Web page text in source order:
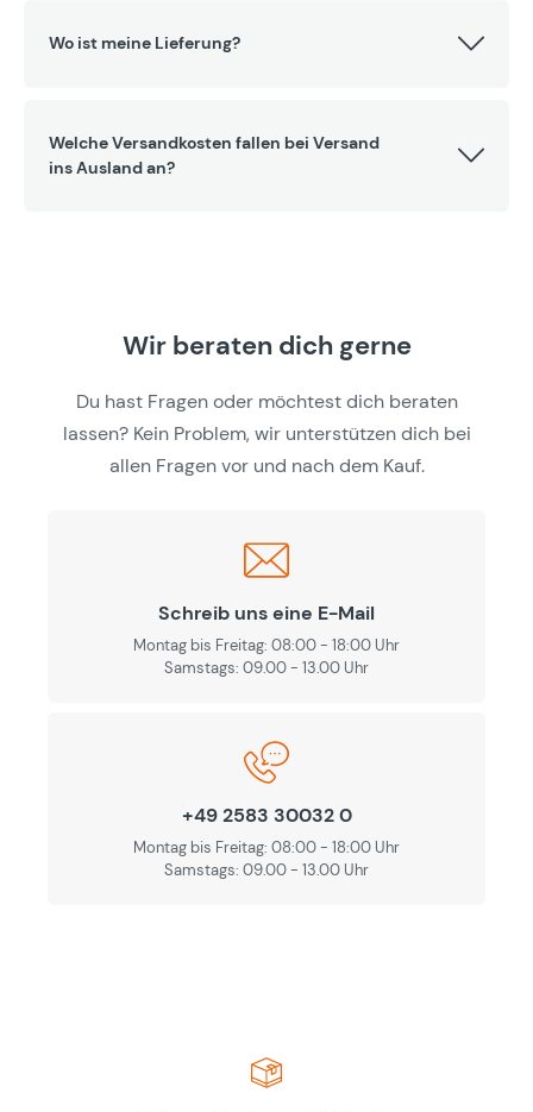
Wo ist meine Lieferung?
Welche Versandkosten fallen bei Versand
ins Ausland an?
Wir beraten dich gerne
Du hast Fragen oder möchtest dich beraten
lassen? Kein Problem, wir unterstützen dich bei
allen Fragen vor und nach dem Kauf.
Schreib uns eine E-Mail
Montag bis Freitag: 08:00 - 18:00 Uhr
Samstags: 09.00 - 13.00 Uhr
+49 2583 30032 0
Montag bis Freitag: 08:00 - 18:00 Uhr
Samstags: 09.00 - 13.00 Uhr